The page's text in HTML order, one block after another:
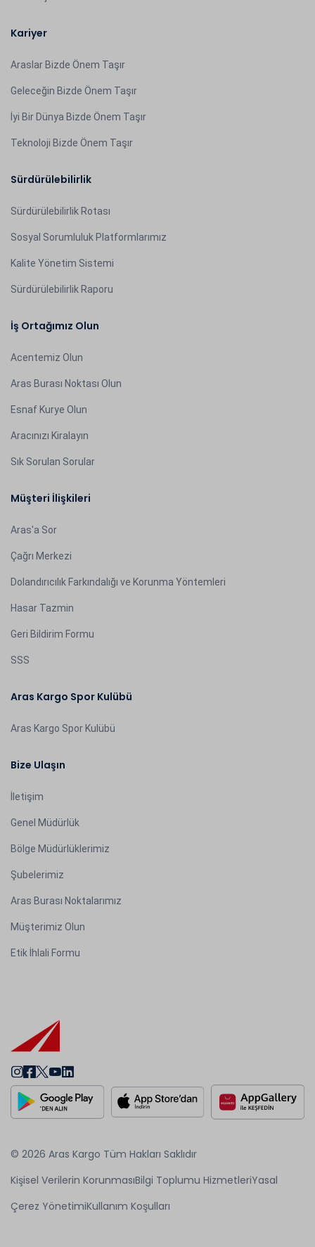
Kariyer
Araslar Bizde Önem Taşır
Geleceğin Bizde Önem Taşır
İyi Bir Dünya Bizde Önem Taşır
Teknoloji Bizde Önem Taşır
Sürdürülebilirlik
Sürdürülebilirlik Rotası
Sosyal Sorumluluk Platformlarımız
Kalite Yönetim Sistemi
Sürdürülebilirlik Raporu
İş Ortağımız Olun
Acentemiz Olun
Aras Burası Noktası Olun
Esnaf Kurye Olun
Aracınızı Kiralayın
Sık Sorulan Sorular
Müşteri İlişkileri
Aras'a Sor
Çağrı Merkezi
Dolandırıcılık Farkındalığı ve Korunma Yöntemleri
Hasar Tazmin
Geri Bildirim Formu
SSS
Aras Kargo Spor Kulübü
Aras Kargo Spor Kulübü
Bize Ulaşın
İletişim
Genel Müdürlük
Bölge Müdürlüklerimiz
Şubelerimiz
Aras Burası Noktalarımız
Müşterimiz Olun
Etik İhlali Formu
© 2026 Aras Kargo Tüm Hakları Saklıdır
Kişisel Verilerin KorunmasıBilgi Toplumu HizmetleriYasal
Çerez YönetimiKullanım Koşulları